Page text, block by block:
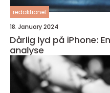
redaktionel
18. January 2024
Dårlig lyd på iPhone:
analyse